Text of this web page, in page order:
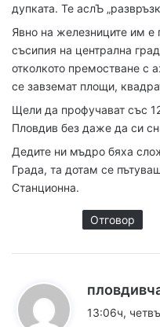
дупката. Те аслЪ
Явно на железниците им е
съсипия на централна
отколкото премостване с
се завземат площи,
Щели да профучават със
Пловдив без даже да си
Дедите ни мъдро бяха
Града, та дотам се
Станционна.
Отговор
13:06ч,